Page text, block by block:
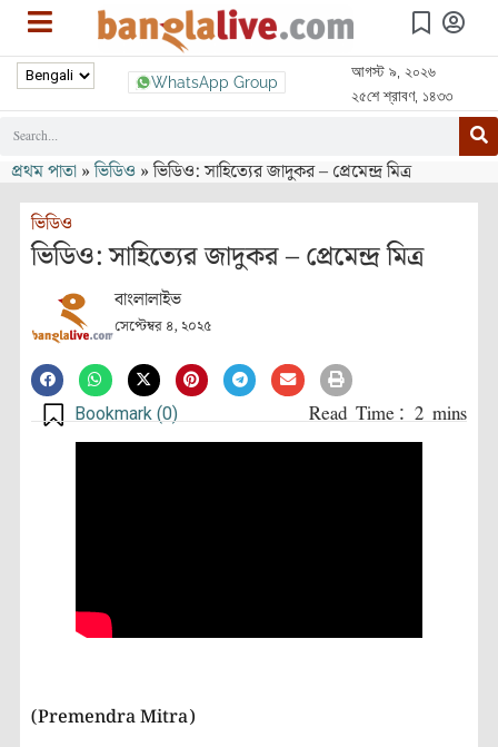
WhatsApp Group
আগস্ট ৯, ২০২৬
২৫শে শ্রাবণ, ১৪৩৩
প্রথম পাতা »ভিডিও »ভিডিও: সাহিত্যের জাদুকর – প্রেমেন্দ্র মিত্র
ভিডিও
ভিডিও: সাহিত্যের জাদুকর – প্রেমেন্দ্র মিত্র
বাংলালাইভ
সেপ্টেম্বর ৪, ২০২৫
Bookmark (0)
(Premendra Mitra)